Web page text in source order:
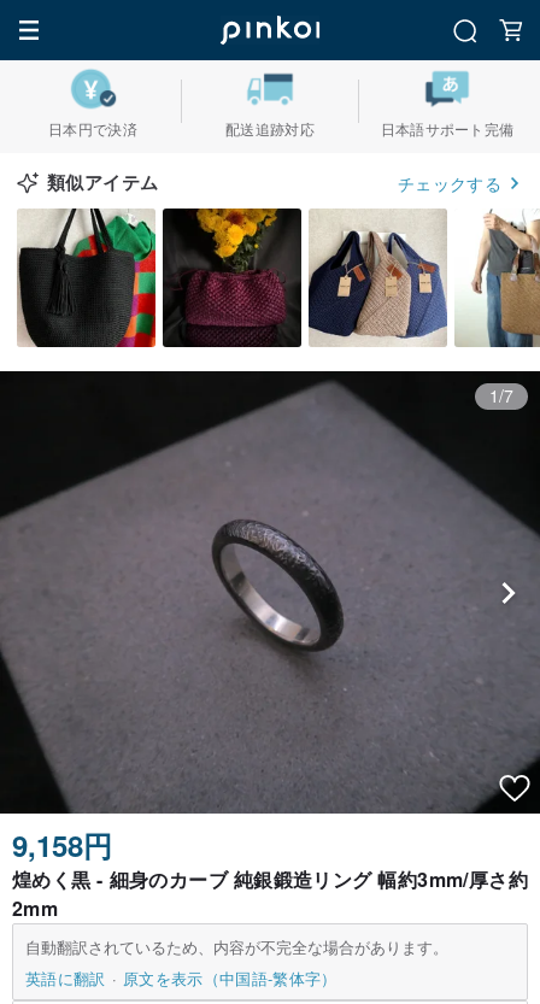
日本円で決済 配送追跡対応 日本語サポート完備
類似アイテム チェックする
1/7
9,158円
煌めく黒 - 細身のカーブ 純銀鍛造リング 幅約3mm/厚さ約
2mm
自動翻訳されているため、内容が不完全な場合があります。
英語に翻訳
原文を表示（中国語-繁体字）